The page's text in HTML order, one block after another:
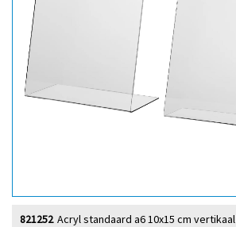
Acryl standaard a6 10x15 cm vertikaal
821252